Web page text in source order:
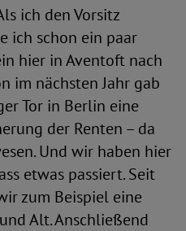
ich den Vorsitz
ich schon ein paar
hier in Aventoft nach
im nächsten Jahr gab
Tor in Berlin eine
der Renten – da
Und wir haben hier
etwas passiert. Seit
zum Beispiel eine
Alt. Anschließend